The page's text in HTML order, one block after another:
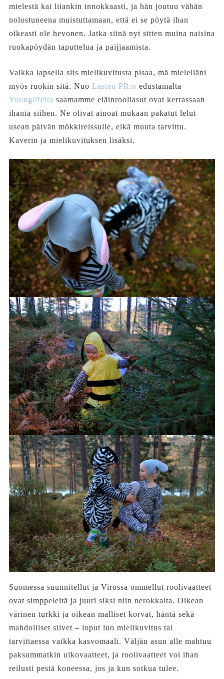
mielestä kai liiankin innokkaasti, ja hän joutuu vähän
nolostuneena muistuttamaan, että ei se pöytä ihan
oikeasti ole hevonen. Jatka siinä nyt sitten muina naisina
ruokapöydän taputtelua ja paijjaamista.
Vaikka lapsella siis mielikuvitusta pisaa, mä mielelläni
myös ruokin sitä. Nuo Lasten PR:n edustamalta
Younglifelta saamamme eläinrooliasut ovat kerrassaan
ihania siihen. Ne olivat ainoat mukaan pakatut lelut
usean päivän mökkireissulle, eikä muuta tarvittu.
Kaverin ja mielikuvituksen lisäksi.
Suomessa suunnitellut ja Virossa ommellut roolivaatteet
ovat simppeleitä ja juuri siksi niin nerokkaita. Oikean
värinen turkki ja oikean malliset korvat, häntä sekä
mahdolliset siivet – loput luo mielikuvitus tai
tarvittaessa vaikka kasvomaali. Väljän asun alle mahtuu
paksummatkin ulkovaatteet, ja roolivaatteet voi ihan
reilusti pestä koneessa, jos ja kun sotkua tulee.